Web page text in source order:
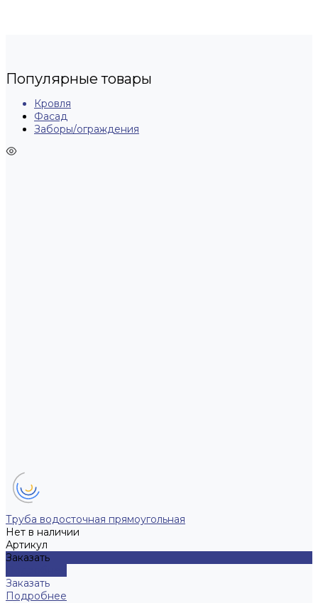
Популярные товары
Кровля
Фасад
Заборы/ограждения
Труба водосточная прямоугольная
Нет в наличии
Артикул
Заказать
Заказать
Подробнее